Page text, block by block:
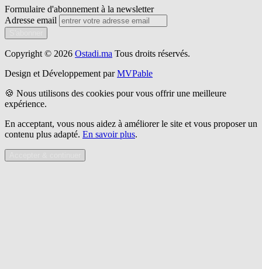
Formulaire d'abonnement à la newsletter
Adresse email
Copyright © 2026 Ostadi.ma Tous droits réservés.
Design et Développement par MVPable
🍪 Nous utilisons des cookies pour vous offrir une meilleure
expérience.
En acceptant, vous nous aidez à améliorer le site et vous proposer un
contenu plus adapté. En savoir plus.